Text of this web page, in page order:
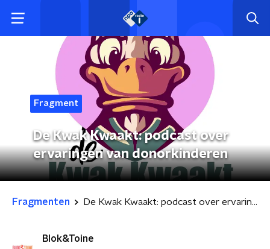
Fragment
De Kwak Kwaakt: podcast over
ervaringen van donorkinderen
Fragmenten De Kwak Kwaakt: podcast over ervaringen van donorkinderen
Blok&Toine